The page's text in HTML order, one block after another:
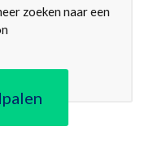
zoeken naar een